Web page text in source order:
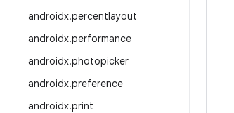
androidx.percentlayout
androidx.performance
androidx.photopicker
androidx.preference
androidx.print